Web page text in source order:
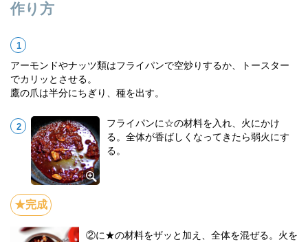
作り方
アーモンドやナッツ類はフライパンで空炒りするか、トースター
でカリッとさせる。
鷹の爪は半分にちぎり、種を出す。
フライパンに☆の材料を入れ、火にかけ
る。全体が香ばしくなってきたら弱火にす
る。
②に★の材料をザッと加え、全体を混ぜる。火を